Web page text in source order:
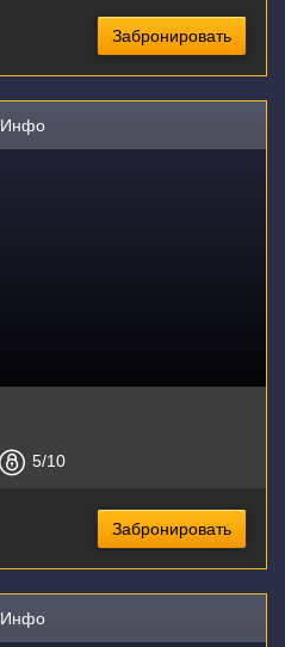
Забронировать
Инфо
5/10
Забронировать
Инфо